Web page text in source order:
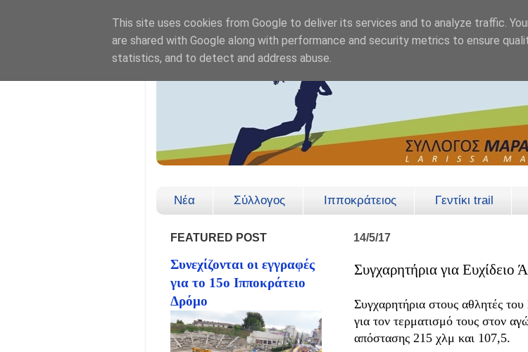
Νέα Σύλλογος Ιπποκράτειος Γεντίκι trail
14/5/17
Συγχαρητήρια για Ευχίδειο
Συγχαρητήρια στους αθλητές
για τον τερματισμό τους στον
απόστασης 215 χλμ και 107,5.
FEATURED POST
Συνεχίζονται οι εγγραφές
για το 15ο Ιπποκράτειο
Δρόμο
This site uses cookies from Google to deliver its services and to analyze traffic.
are shared with Google along with performance and security metrics to ensure
statistics, and to detect and address abuse.